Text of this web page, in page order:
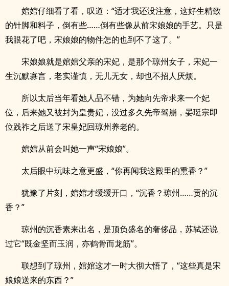
婠婠仔细看了看，叹道：“适才我还没注意，这好生精致
的针脚和料子，倒有些……倒有些像从前宋娘娘的手艺。只是
我眼花了吧，宋娘娘的物件怎的也到不了这了。”
宋娘娘就是婠婠父亲的宋妃，是那个琼州女子，宋妃一
生沉默寡言，老实谨慎，无儿无女，却也不招人厌烦。
所以太后当年看她人品不错，为她向先帝求来一个妃
位，后来她又被封为皇贵妃，没过多久先帝驾崩，晏珽宗即
位践祚之后送了宋皇妃回琼州养老的。
婠婠从前会叫她一声“宋娘娘”。
太后眼中玩味之意更盛，“你再闻我这殿里的熏香？”
犹豫了片刻，婠婠才缓缓开口，“沉香？琼州……贡的沉
香？”
琼州的沉香素来出名，是顶负盛名的奢侈品，苏轼还说
过它“既金坚而玉润，亦鹤骨而龙筋”。
联想到了琼州，婠婠这才一时大彻大悟了，“这些真是宋
娘娘送来的东西？”